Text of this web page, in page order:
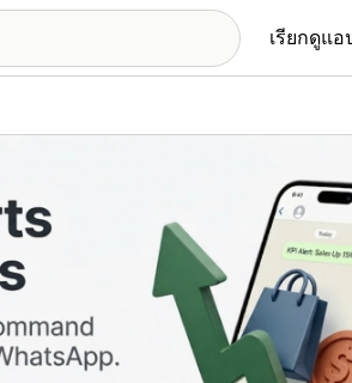
เรียกดูแอ